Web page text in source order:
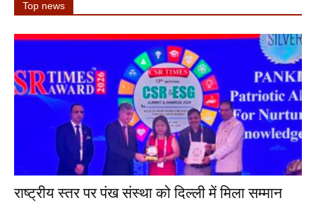
Top news
राष्ट्रीय स्तर पर पंख संस्था को दिल्ली में मिला सम्मान